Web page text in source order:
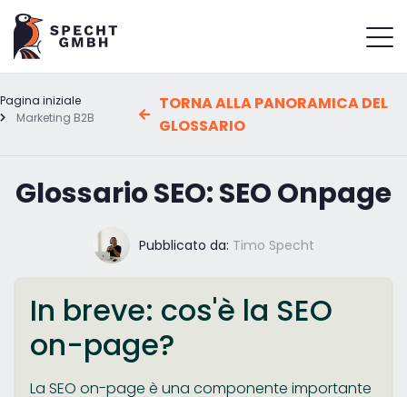
Pagina iniziale
Marketing B2B
TORNA ALLA PANORAMICA DEL
GLOSSARIO
Glossario SEO: SEO Onpage
Pubblicato da: Timo Specht
In breve: cos'è la SEO
on-page?
La SEO on-page è una componente importante